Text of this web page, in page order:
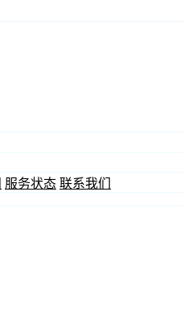
服务状态 联系我们